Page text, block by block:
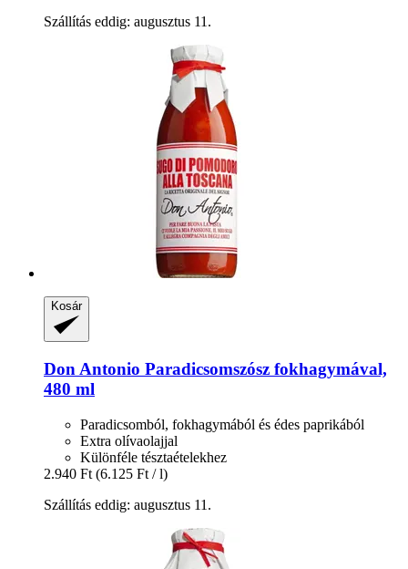
Szállítás eddig: augusztus 11.
Kosár
Don Antonio Paradicsomszósz fokhagymával,
480 ml
Paradicsomból, fokhagymából és édes paprikából
Extra olívaolajjal
Különféle tésztaételekhez
2.940 Ft (6.125 Ft / l)
Szállítás eddig: augusztus 11.